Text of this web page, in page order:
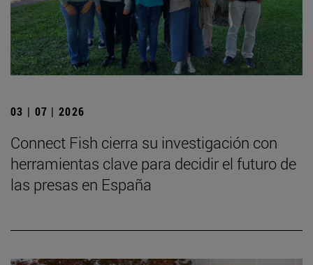
03 | 07 | 2026
Connect Fish cierra su investigación con
herramientas clave para decidir el futuro de
las presas en España